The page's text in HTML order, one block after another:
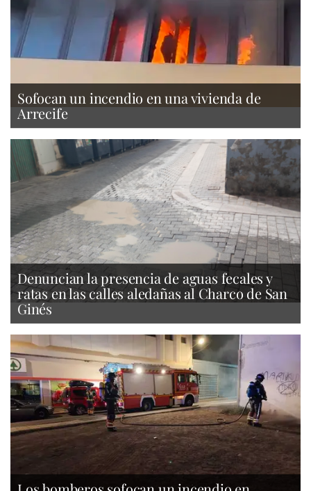
Sofocan un incendio en una vivienda de
Arrecife
Denuncian la presencia de aguas fecales y
ratas en las calles aledañas al Charco de San
Ginés